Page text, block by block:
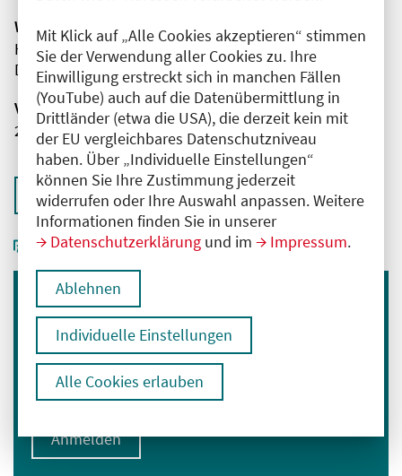
Mit Klick auf „Alle Cookies akzeptieren“ stimmen
Sie der Verwendung aller Cookies zu. Ihre
Einwilligung erstreckt sich in manchen Fällen
(YouTube) auch auf die Datenübermittlung in
Drittländer (etwa die USA), die derzeit kein mit
der EU vergleichbares Datenschutzniveau
haben. Über „Individuelle Einstellungen“
können Sie Ihre Zustimmung jederzeit
widerrufen oder Ihre Auswahl anpassen. Weitere
Informationen finden Sie in unserer
Datenschutzerklärung und im Impressum.
Ablehnen
Individuelle Einstellungen
Alle Cookies erlauben
Wissenschaftliche Leitung
Herr Prof. Dr. med. Volkmar Falk
Deutsches Herzzentrum der Charité (DHZC)
Veranstaltungsnummer
2761102026002340112
Zurück zur Übersicht
Immer informiert bleiben
Melden Sie sich für unseren Newsletter an:
E-Mail-Adresse eingeben
Anmelden